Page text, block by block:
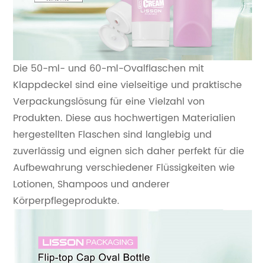
Die 50-ml- und 60-ml-Ovalflaschen mit
Klappdeckel sind eine vielseitige und praktische
Verpackungslösung für eine Vielzahl von
Produkten. Diese aus hochwertigen Materialien
hergestellten Flaschen sind langlebig und
zuverlässig und eignen sich daher perfekt für die
Aufbewahrung verschiedener Flüssigkeiten wie
Lotionen, Shampoos und anderer
Körperpflegeprodukte.